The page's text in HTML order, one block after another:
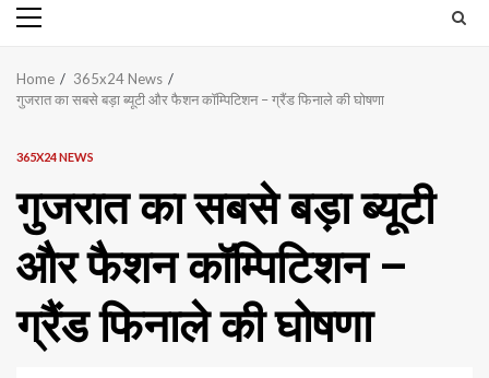
Primary
Home
365x24 News
गुजरात का सबसे बड़ा ब्यूटी और फैशन कॉम्पिटिशन – ग्रैंड फिनाले की घोषणा
365X24 NEWS
गुजरात का सबसे बड़ा ब्यूटी
और फैशन कॉम्पिटिशन –
ग्रैंड फिनाले की घोषणा